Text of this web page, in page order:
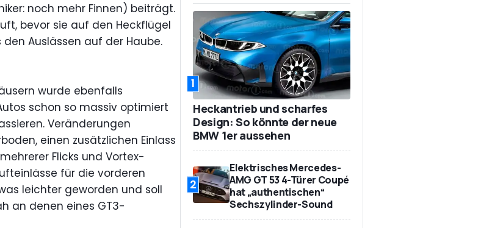
noch mehr Finnen) beiträgt.
bevor sie auf den Heckflügel
Auslässen auf der Haube.
wurde ebenfalls
schon so massiv optimiert
Veränderungen
einen zusätzlichen Einlass
Flicks und Vortex-
für die vorderen
leichter geworden und soll
an denen eines GT3-
1
Heckantrieb und scharfes
Design: So könnte der neue
BMW 1er aussehen
2
Elektrisches Mercedes-
AMG GT 53 4-Türer Coupé
hat „authentischen“
Sechszylinder-Sound